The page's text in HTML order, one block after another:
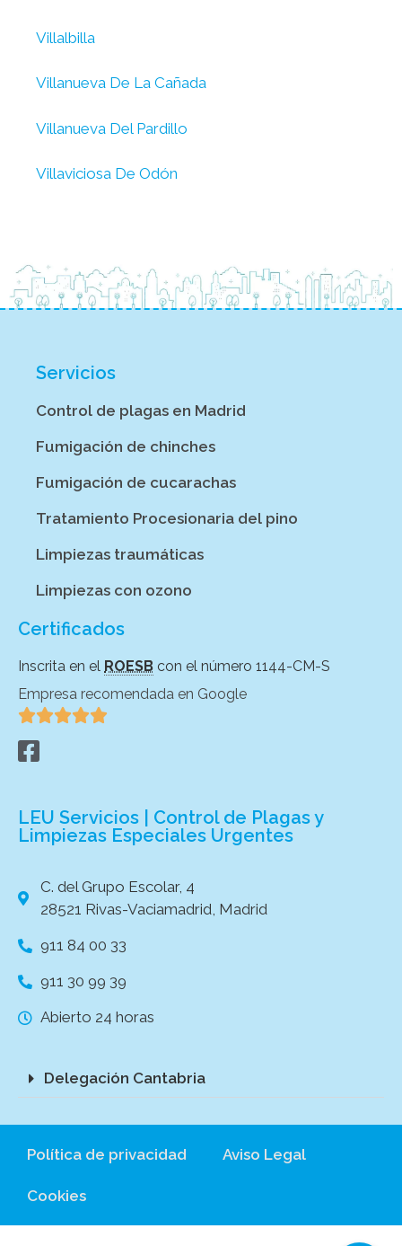
Villalbilla
Villanueva De La Cañada
Villanueva Del Pardillo
Villaviciosa De Odón
Servicios
Control de plagas en Madrid
Fumigación de chinches
Fumigación de cucarachas
Tratamiento Procesionaria del pino
Limpiezas traumáticas
Limpiezas con ozono
Certificados
Inscrita en el ROESB con el número 1144-CM-S
Empresa recomendada en Google

LEU Servicios | Control de Plagas y
Limpiezas Especiales Urgentes
C. del Grupo Escolar, 4
28521 Rivas-Vaciamadrid, Madrid
911 84 00 33
911 30 99 39
Abierto 24 horas
Delegación Cantabria
Política de privacidad Aviso Legal
Cookies